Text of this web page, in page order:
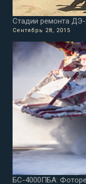
Стадии ремонта
Сентябрь 28, 2015
БС-4000ПБА: